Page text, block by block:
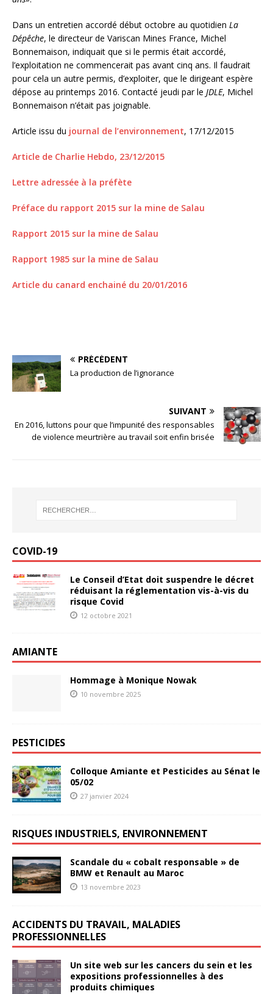
Dans un entretien accordé début octobre au quotidien La
Dépêche, le directeur de Variscan Mines France, Michel
Bonnemaison, indiquait que si le permis était accordé,
l’exploitation ne commencerait pas avant cinq ans. Il faudrait
pour cela un autre permis, d’exploiter, que le dirigeant espère
dépose au printemps 2016. Contacté jeudi par le JDLE, Michel
Bonnemaison n’était pas joignable.
Article issu du journal de l’environnement, 17/12/2015
Article de Charlie Hebdo, 23/12/2015
Lettre adressée à la préfète
Préface du rapport 2015 sur la mine de Salau
Rapport 2015 sur la mine de Salau
Rapport 1985 sur la mine de Salau
Article du canard enchainé du 20/01/2016
PRÉCÉDENT
La production de l’ignorance
SUIVANT
En 2016, luttons pour que l’impunité des responsables
de violence meurtrière au travail soit enfin brisée
COVID-19
Le Conseil d’Etat doit suspendre le décret
réduisant la réglementation vis-à-vis du
risque Covid
12 octobre 2021
AMIANTE
Hommage à Monique Nowak
10 novembre 2025
PESTICIDES
Colloque Amiante et Pesticides au Sénat le
05/02
27 janvier 2024
RISQUES INDUSTRIELS, ENVIRONNEMENT
Scandale du « cobalt responsable » de
BMW et Renault au Maroc
13 novembre 2023
ACCIDENTS DU TRAVAIL, MALADIES
PROFESSIONNELLES
Un site web sur les cancers du sein et les
expositions professionnelles à des
produits chimiques